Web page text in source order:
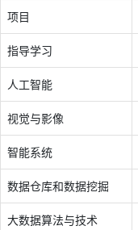
项目
指导学习
人工智能
视觉与影像
智能系统
数据仓库和数据挖掘
大数据算法与技术